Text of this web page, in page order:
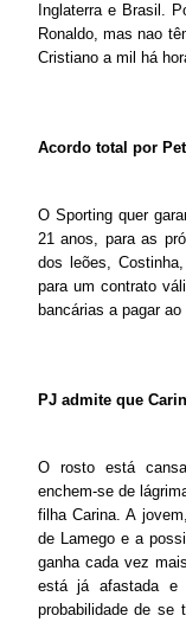
Inglaterra e Brasil.
Ronaldo, mas nao
Cristiano a mil há
Acordo total por
O Sporting quer
21 anos, para as
dos leões,
para um contrato
bancárias a pagar
PJ admite que
O rosto está
enchem-se de
filha Carina. A
de Lamego e a
ganha cada vez
está já afastada e
probabilidade de se